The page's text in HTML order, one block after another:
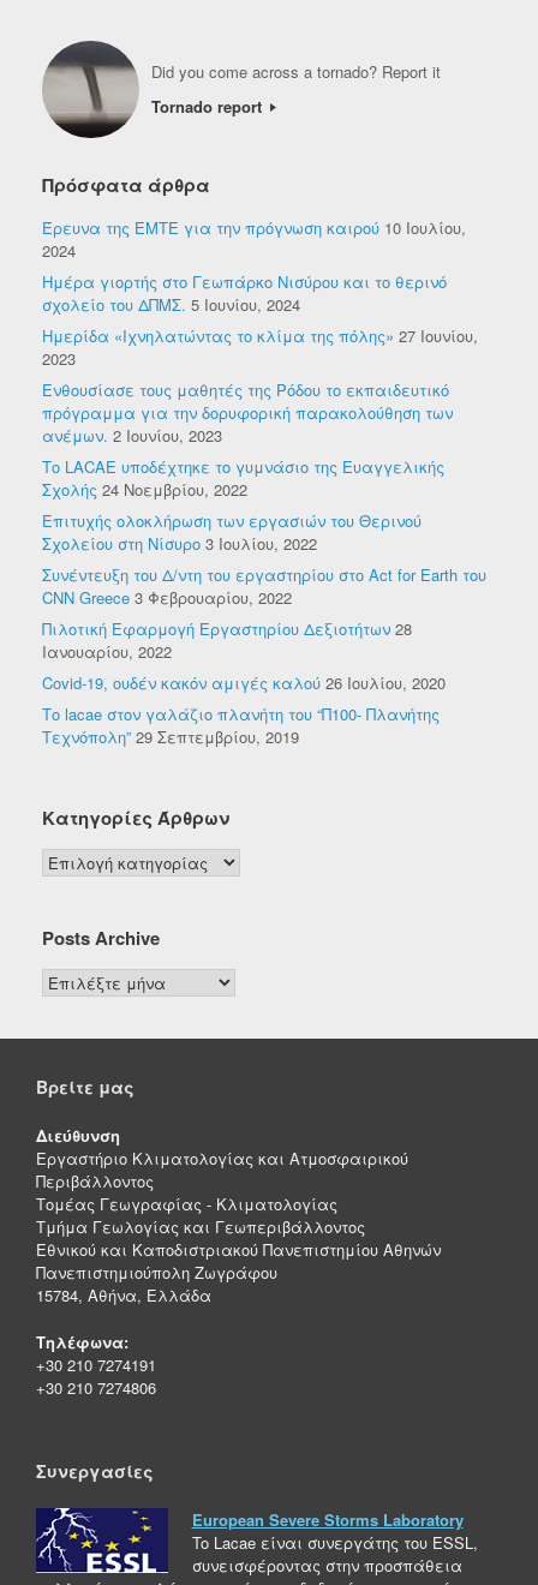
Did you come across a tornado? Report it
Tornado report
Πρόσφατα άρθρα
Έρευνα της ΕΜΤΕ για την πρόγνωση καιρού 10 Ιουλίου,
2024
Ημέρα γιορτής στο Γεωπάρκο Νισύρου και το θερινό
σχολείο του ΔΠΜΣ. 5 Ιουνίου, 2024
Ημερίδα «Ιχνηλατώντας το κλίμα της πόλης» 27 Ιουνίου,
2023
Ενθουσίασε τους μαθητές της Ρόδου το εκπαιδευτικό
πρόγραμμα για την δορυφορική παρακολούθηση των
ανέμων. 2 Ιουνίου, 2023
Το LACAE υποδέχτηκε το γυμνάσιο της Ευαγγελικής
Σχολής 24 Νοεμβρίου, 2022
Επιτυχής ολοκλήρωση των εργασιών του Θερινού
Σχολείου στη Νίσυρο 3 Ιουλίου, 2022
Συνέντευξη του Δ/ντη του εργαστηρίου στο Act for Earth του
CNN Greece 3 Φεβρουαρίου, 2022
Πιλοτική Εφαρμογή Εργαστηρίου Δεξιοτήτων 28
Ιανουαρίου, 2022
Covid-19, ουδέν κακόν αμιγές καλού 26 Ιουλίου, 2020
Το lacae στον γαλάζιο πλανήτη του “Π100- Πλανήτης
Τεχνόπολη” 29 Σεπτεμβρίου, 2019
Κατηγορίες Άρθρων
Κατηγορίες
Άρθρων
Posts Archive
Posts
Archive
Βρείτε μας
Διεύθυνση
Εργαστήριο Κλιματολογίας και Ατμοσφαιρικού
Περιβάλλοντος
Τομέας Γεωγραφίας - Κλιματολογίας
Τμήμα Γεωλογίας και Γεωπεριβάλλοντος
Εθνικού και Καποδιστριακού Πανεπιστημίου Αθηνών
Πανεπιστημιούπολη Ζωγράφου
15784, Αθήνα, Ελλάδα
Τηλέφωνα:
+30 210 7274191
+30 210 7274806
Συνεργασίες
European Severe Storms Laboratory
To Lacae είναι συνεργάτης του ESSL,
συνεισφέροντας στην προσπάθεια